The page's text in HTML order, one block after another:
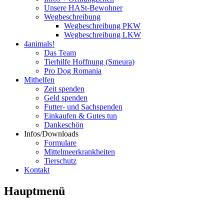
Unsere HASt-Bewohner
Wegbeschreibung
Wegbeschreibung PKW
Wegbeschreibung LKW
4animals!
Das Team
Tierhilfe Hoffnung (Smeura)
Pro Dog Romania
Mithelfen
Zeit spenden
Geld spenden
Futter- und Sachspenden
Einkaufen & Gutes tun
Dankeschön
Infos/Downloads
Formulare
Mittelmeerkrankheiten
Tierschutz
Kontakt
Hauptmenü